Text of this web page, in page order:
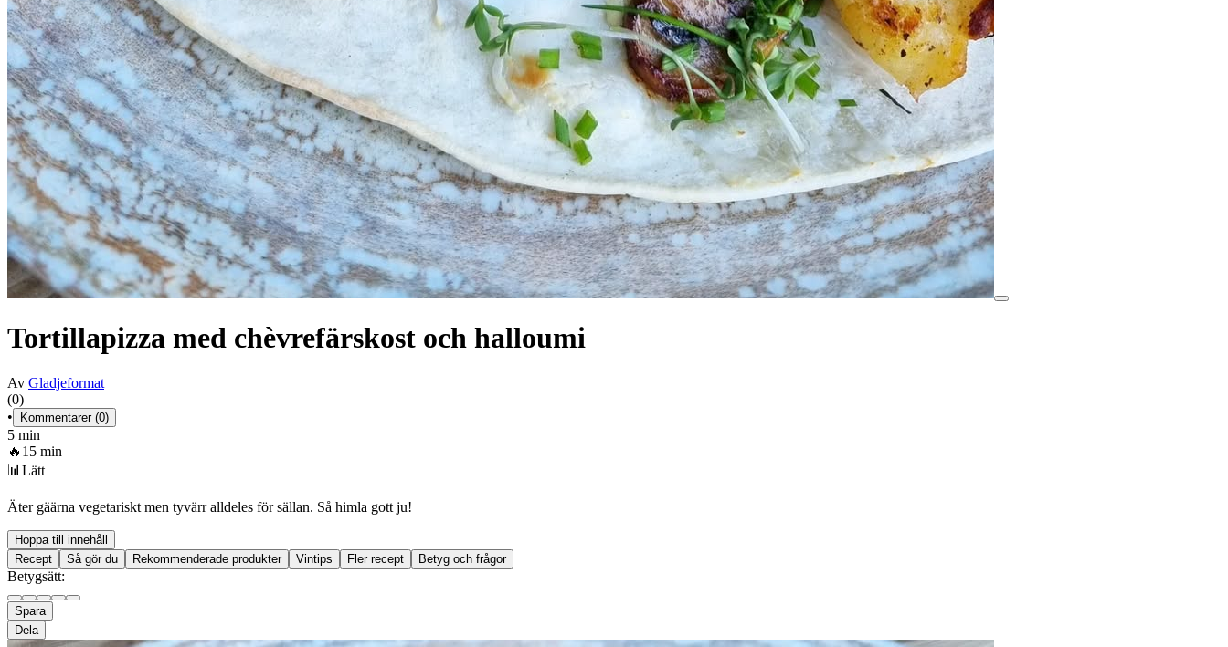
Tortillapizza med chèvrefärskost och halloumi
Av Gladjeformat
(0)
•
Kommentarer (0)
5 min
🔥 15 min
📊 Lätt
Äter gäärna vegetariskt men tyvärr alldeles för sällan. Så himla gott ju!
Hoppa till innehåll
Recept
Så gör du Rekommenderade produkter Vintips Fler recept Betyg och frågor
Betygsätt:
Spara
Dela